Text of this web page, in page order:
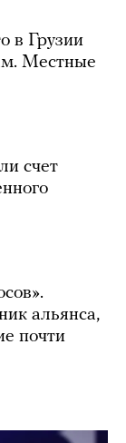
в Грузии
Местные
счет
альянса,
почти